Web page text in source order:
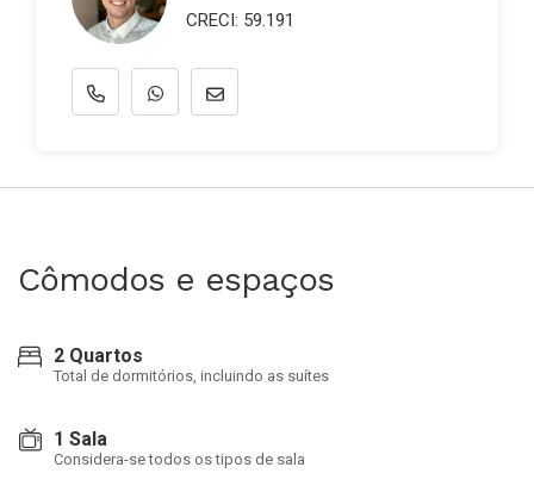
CRECI: 59.191
Cômodos e espaços
2 Quartos
Total de dormitórios, incluindo as suítes
1 Sala
Considera-se todos os tipos de sala